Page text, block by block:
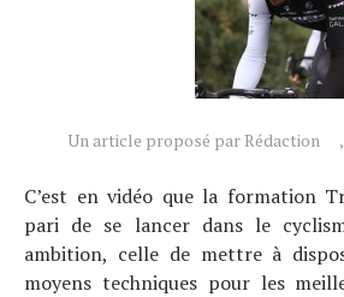
Un article proposé par Rédaction
C’est en vidéo que la formation
pari de se lancer dans le
ambition, celle de mettre à
moyens techniques pour les